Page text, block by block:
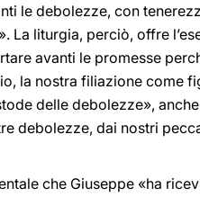
le debolezze, con
La liturgia, perciò, offre
avanti le promesse
la nostra filiazione come
delle debolezze»,
debolezze, dai nostri
che Giuseppe «ha